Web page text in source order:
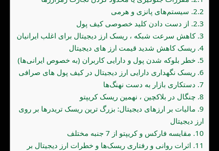
2.2. سیستم‌های پانزی و هرمی
2.3. از دست دادن کلید خصوصی کیف پول
3. کاهش سرعت شبکه ، ریسک ارز دیجیتال برای اغلب ایرانیان
4. ریسک کاهش شدید قیمت ارز های دیجیتال
5. خطر بلوکه شدن پول و دارایی کاربران (به خصوص ایرانی‌ها)
6. ریسک نگهداری دارایی ارز دیجیتال در کیف پول‌ های صرافی
7. دستکاری بازار به دست نهنگ‌ها
8. چنگال در بلاکچین ، نهمین ریسک کریپتو
9. مالیات بر ارزهای دیجیتال: بزرگ ترین ریسک تریدرها بر روی
ارز دیجیتال
10. مقایسه فارکس و کریپتو از 7 جنبه مختلف
11. اثرات روانی و رفتاری ریسک‌ها و خطرات ارز دیجیتال بر